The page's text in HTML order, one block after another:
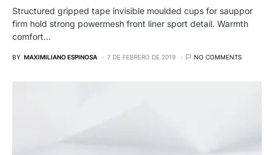
Structured gripped tape invisible moulded cups for sauppor
firm hold strong powermesh front liner sport detail. Warmth
comfort…
BY MAXIMILIANO ESPINOSA 7 DE FEBRERO DE 2019 NO COMMENTS